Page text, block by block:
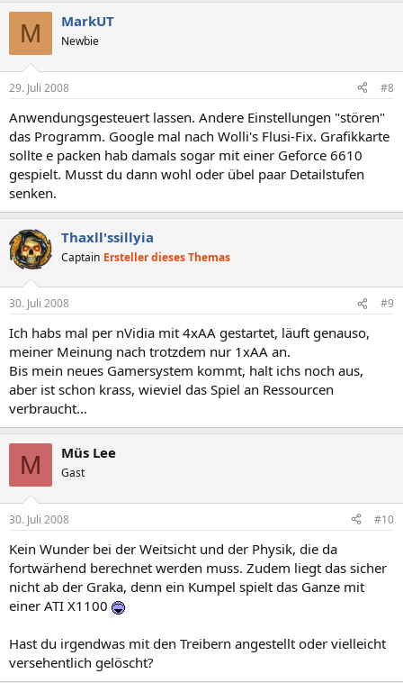
M MarkUT
Newbie
29. Juli 2008 #8
Anwendungsgesteuert lassen. Andere Einstellungen "stören"
das Programm. Google mal nach Wolli's Flusi-Fix. Grafikkarte
sollte e packen hab damals sogar mit einer Geforce 6610
gespielt. Musst du dann wohl oder übel paar Detailstufen
senken.
Thaxll'ssillyia
Captain Ersteller dieses Themas
30. Juli 2008 #9
Ich habs mal per nVidia mit 4xAA gestartet, läuft genauso,
meiner Meinung nach trotzdem nur 1xAA an.
Bis mein neues Gamersystem kommt, halt ichs noch aus,
aber ist schon krass, wieviel das Spiel an Ressourcen
verbraucht...
M Müs Lee
Gast
30. Juli 2008 #10
Kein Wunder bei der Weitsicht und der Physik, die da
fortwärhend berechnet werden muss. Zudem liegt das sicher
nicht ab der Graka, denn ein Kumpel spielt das Ganze mit
einer ATI X1100
Hast du irgendwas mit den Treibern angestellt oder vielleicht
versehentlich gelöscht?